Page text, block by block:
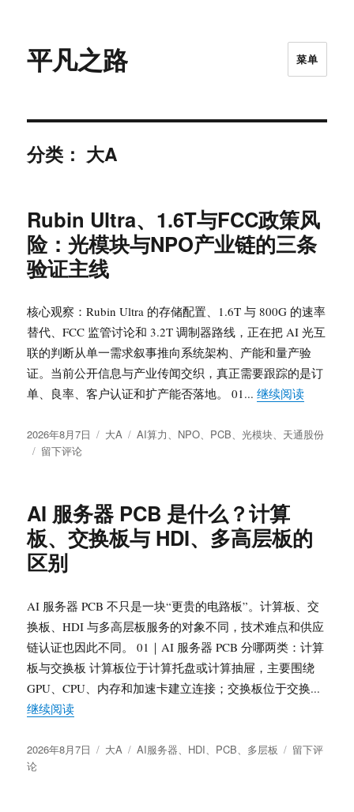
平凡之路 菜单
分类： 大A
Rubin Ultra、1.6T与FCC政策风
险：光模块与NPO产业链的三条
验证主线
核心观察：Rubin Ultra 的存储配置、1.6T 与 800G 的速率
替代、FCC 监管讨论和 3.2T 调制器路线，正在把 AI 光互
联的判断从单一需求叙事推向系统架构、产能和量产验
证。当前公开信息与产业传闻交织，真正需要跟踪的是订
单、良率、客户认证和扩产能否落地。 01...继续阅读“Rubin
发
布
2026年8月7日
分
大A
标
AI算力、 NPO、 PCB、光模块、 天通股份
于
与
FCC
政
策
险：
光
模
块
与
NPO
业
的
留下评论
AI 服务器 PCB 是什么？计算
板、交换板与 HDI、多高层板的
区别
AI 服务器 PCB 不只是一块“更贵的电路板”。计算板、交
换板、HDI 与多高层板服务的对象不同，技术难点和供应
链认证也因此不同。 01｜AI 服务器 PCB 分哪两类：计算
板与交换板 计算板位于计算托盘或计算抽屉，主要围绕
GPU、CPU、内存和加速卡建立连接；交换板位于交换...
继续阅读“AI 服务器 PCB 是什么？计算板、交换板与 HDI、多
发
布
2026年8月7日
分
大A
标
AI服务器 HDI PCB 多层板
于
留下评
论